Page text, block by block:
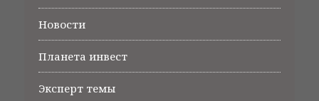
Новости
Планета инвест
Эксперт темы